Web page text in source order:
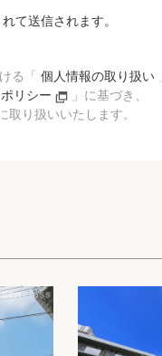
て送信されます。
る「 個人情報の取り扱い
リシー
」に基づき、
取り扱いいたします。